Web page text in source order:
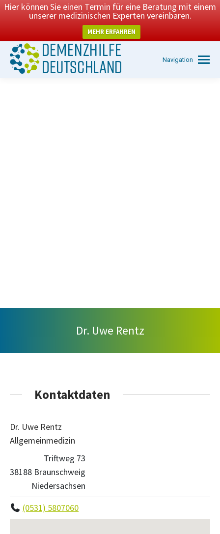
Hier können Sie einen Termin für eine Beratung mit einem
unserer medizinischen Experten vereinbaren.
MEHR ERFAHREN
Navigation
Dr. Uwe Rentz
Kontaktdaten
Dr. Uwe Rentz
Allgemeinmedizin
Triftweg 73
38188 Braunschweig
Niedersachsen
(0531) 5807060